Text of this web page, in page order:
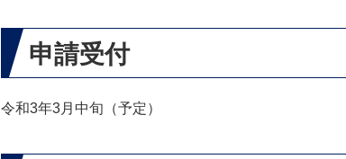
申請受付
令和3年3月中旬（予定）